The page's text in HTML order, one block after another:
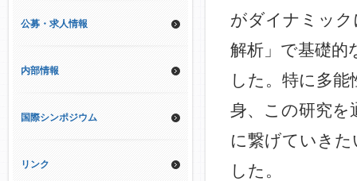
がダイナミッ
解析」で基礎的
した。特に多
身、この研究を
に繋げていき
した。
公募・求人情報
内部情報
国際シンポジウム
リンク